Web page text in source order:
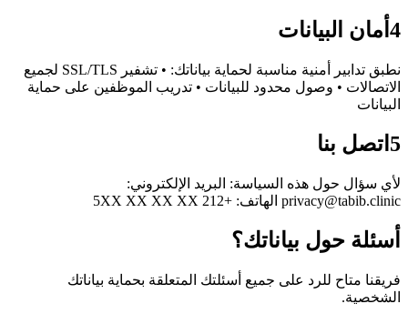
4 أمان البيانات
نطبق تدابير أمنية مناسبة لحماية بياناتك: • تشفير SSL/TLS لجميع
الاتصالات • وصول محدود للبيانات • تدريب الموظفين على حماية
البيانات
5 اتصل بنا
لأي سؤال حول هذه السياسة: البريد الإلكتروني:
privacy@tabib.clinic الهاتف: +212 5XX XX XX XX
أسئلة حول بياناتك؟
فريقنا متاح للرد على جميع أسئلتك المتعلقة بحماية بياناتك
الشخصية.